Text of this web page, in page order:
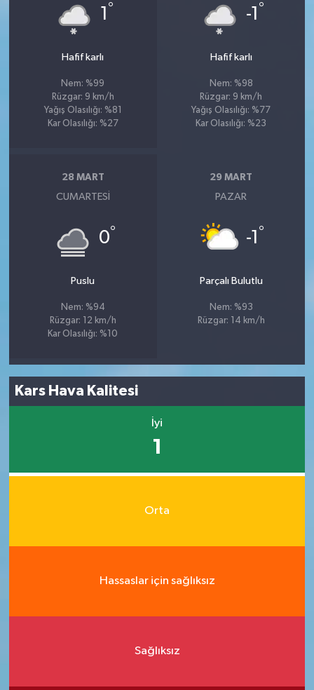
1 °
Hafif karlı
Nem: %99
Rüzgar: 9 km/h
Yağış Olasılığı: %81
Kar Olasılığı: %27
-1 °
Hafif karlı
Nem: %98
Rüzgar: 9 km/h
Yağış Olasılığı: %77
Kar Olasılığı: %23
28 MART
CUMARTESI
0°
Puslu
Nem: %94
Rüzgar: 12 km/h
Kar Olasılığı: %10
29 MART
PAZAR
-1 °
Parçalı Bulutlu
Nem: %93
Rüzgar: 14 km/h
Kars Hava Kalitesi
İyi
1
Orta
Hassaslar için sağlıksız
Sağlıksız